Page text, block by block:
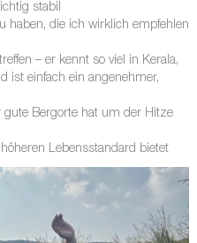
stabil
haben, die ich wirklich empfehlen
– er kennt so viel in Kerala,
ist einfach ein angenehmer,
Bergorte hat um der Hitze
Lebensstandard bietet